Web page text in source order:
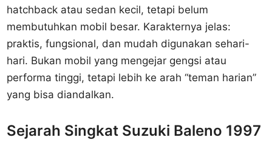
hatchback atau sedan kecil, tetapi belum
membutuhkan mobil besar. Karakternya jelas:
praktis, fungsional, dan mudah digunakan sehari-
hari. Bukan mobil yang mengejar gengsi atau
performa tinggi, tetapi lebih ke arah “teman harian”
yang bisa diandalkan.
Sejarah Singkat Suzuki Baleno 1997